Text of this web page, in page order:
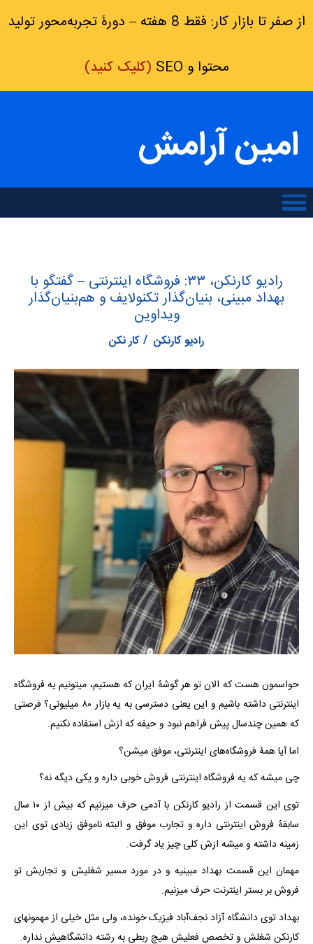
از صفر تا بازار کار: فقط 8 هفته – دورۀ تجربه‌محور تولید
محتوا و SEO (کلیک کنید)
امین آرامش
رادیو کارنکن، ۳۳: فروشگاه اینترنتی – گفتگو با
بهداد مبینی، بنیان‌گذار تکنولایف و هم‌بنیان‌گذار
ویداوین
رادیو کارنکن کار نکن
حواسمون هست که الان تو هر گوشۀ ایران که هستیم، میتونیم یه فروشگاه
اینترنتی داشته باشیم و این یعنی دسترسی به یه بازار ۸۰ میلیونی؟ فرصتی
که همین چندسال پیش فراهم نبود و حیفه که ازش استفاده نکنیم.
اما آیا همۀ فروشگاه‌های اینترنتی، موفق میشن؟
چی میشه که یه فروشگاه اینترنتی فروش خوبی داره و یکی دیگه نه؟
توی این قسمت از رادیو کارنکن با آدمی حرف میزنیم که بیش از ۱۰ سال
سابقۀ فروش اینترنتی داره و تجارب موفق و البته ناموفق زیادی توی این
زمینه داشته و میشه ازش کلی چیز یاد گرفت.
مهمان این قسمت بهداد مبینیه و در مورد مسیر شغلیش و تجاربش تو
فروش بر بستر اینترنت حرف میزنیم.
بهداد توی دانشگاه آزاد نجف‌آباد فیزیک خونده، ولی مثل خیلی از مهمونهای
کارنکن شغلش و تخصص فعلیش هیچ ربطی به رشته دانشگاهیش نداره.